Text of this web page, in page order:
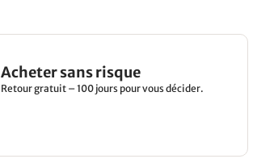
Acheter sans risque
Retour gratuit – 100 jours pour vous décider.